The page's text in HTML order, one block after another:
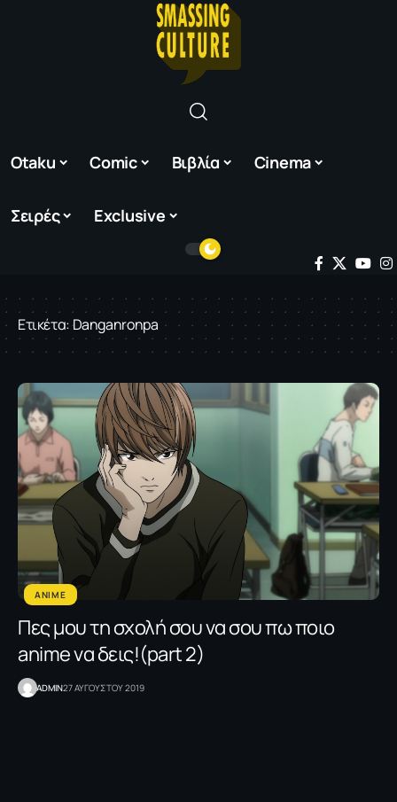
Otaku Comic Βιβλία Cinema
Σειρές Exclusive
Ετικέτα:Danganronpa
ANIME
Πες μου τη σχολή σου να σου πω ποιο
anime να δεις!(part 2)
ADMIN27 ΑΥΓΟΥΣΤΟΥ 2019